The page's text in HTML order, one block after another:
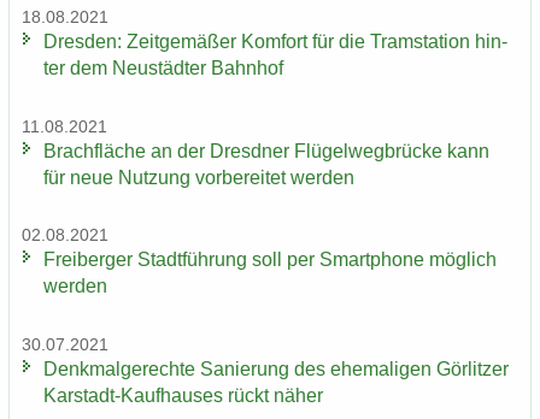
18.08.2021
Dres­den: Zeit­ge­mä­ßer Kom­fort für die Tram­sta­ti­on hin­
ter dem Neu­städ­ter Bahn­hof
11.08.2021
Brach­flä­che an der Dresd­ner Flü­gel­weg­brü­cke kann
für neue Nut­zung vor­be­rei­tet wer­den
02.08.2021
Frei­ber­ger Stadt­füh­rung soll per Smart­pho­ne mög­lich
wer­den
30.07.2021
Denk­mal­ge­rech­te Sa­nie­rung des ehe­ma­li­gen Gör­lit­zer
Karstadt-​Kaufhauses rückt näher